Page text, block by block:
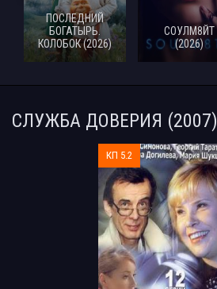
ПОСЛЕДНИЙ
БОГАТЫРЬ.
КОЛОБОК (2026)
СОУЛМ8ЙТ
(2026)
СЛУЖБА ДОВЕРИЯ (2007)
КП 5.2